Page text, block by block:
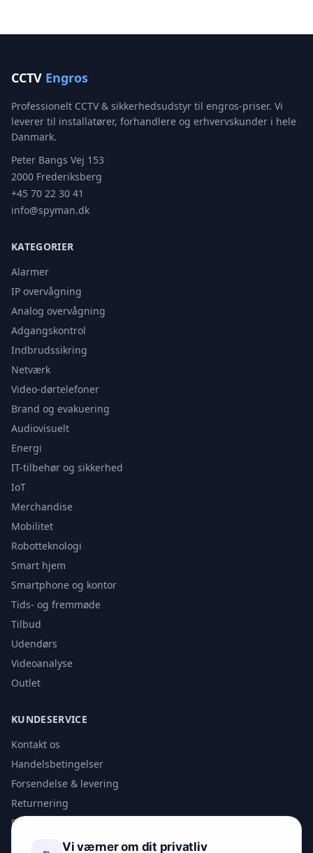
CCTV Engros
Professionelt CCTV & sikkerhedsudstyr til engros-priser. Vi
leverer til installatører, forhandlere og erhvervskunder i hele
Danmark.
Peter Bangs Vej 153
2000 Frederiksberg
+45 70 22 30 41
info@spyman.dk
KATEGORIER
Alarmer
IP overvågning
Analog overvågning
Adgangskontrol
Indbrudssikring
Netværk
Video-dørtelefoner
Brand og evakuering
Audiovisuelt
Energi
IT-tilbehør og sikkerhed
IoT
Merchandise
Mobilitet
Robotteknologi
Smart hjem
Smartphone og kontor
Tids- og fremmøde
Tilbud
Udendørs
Videoanalyse
Outlet
KUNDESERVICE
Kontakt os
Handelsbetingelser
Forsendelse & levering
Returnering
Privatlivspolitik
Vi værner om dit privatliv